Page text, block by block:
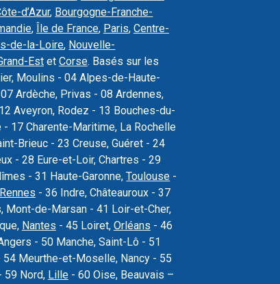
d’Azur, Bourgogne-Franche-
, Île de France, Paris, Centre-
de-la-Loire, Nouvelle-
Estet Corse. Basés sur les
Moulins - 04 Alpes-de-Haute-
Ardèche, Privas - 08 Ardennes,
Aveyron, Rodez - 13 Bouches-du-
17 Charente-Maritime, La Rochelle
Brieuc - 23 Creuse, Guéret - 24
- 28 Eure-et-Loir, Chartres - 29
- 31 Haute-Garonne,Toulouse -
Rennes - 36 Indre, Châteauroux - 37
Mont-de-Marsan - 41 Loir-et-Cher,
Nantes - 45 Loiret, Orléans - 46
- 50 Manche, Saint-Lô - 51
54 Meurthe-et-Moselle, Nancy - 55
59 Nord, Lille- 60 Oise, Beauvais –